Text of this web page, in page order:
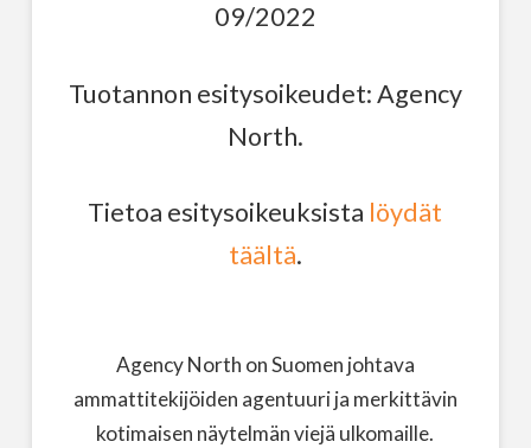
09/2022
Tuotannon esitysoikeudet: Agency
North.
Tietoa esitysoikeuksista löydät
täältä.
Agency North on Suomen johtava
ammattitekijöiden agentuuri ja merkittävin
kotimaisen näytelmän viejä ulkomaille.